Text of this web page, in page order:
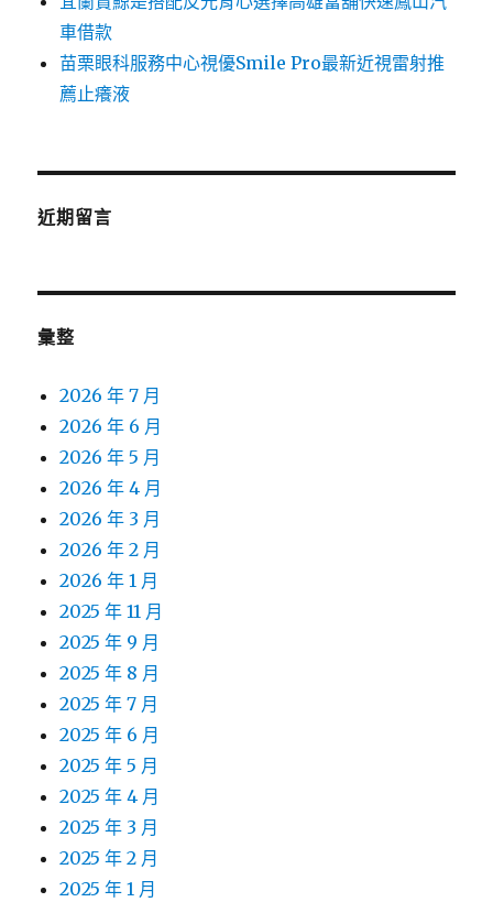
車借款
苗栗眼科服務中心視優Smile Pro最新近視雷射推
薦止癢液
近期留言
彙整
2026 年 7 月
2026 年 6 月
2026 年 5 月
2026 年 4 月
2026 年 3 月
2026 年 2 月
2026 年 1 月
2025 年 11 月
2025 年 9 月
2025 年 8 月
2025 年 7 月
2025 年 6 月
2025 年 5 月
2025 年 4 月
2025 年 3 月
2025 年 2 月
2025 年 1 月